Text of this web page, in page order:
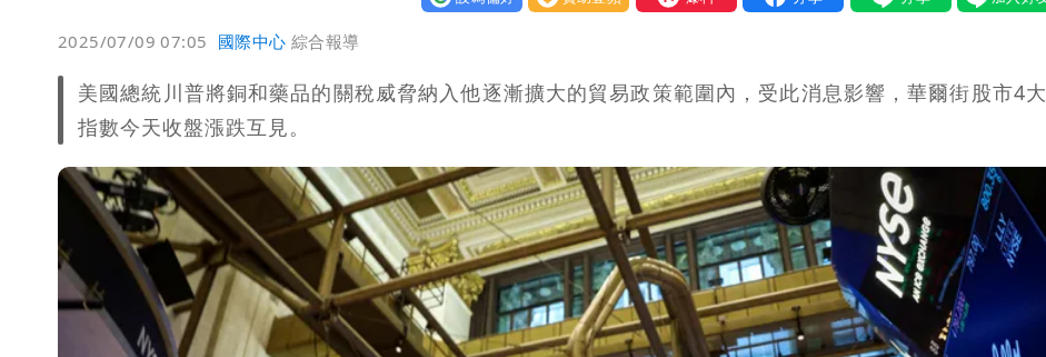
道瓊再創新高！SpaceX「財報失速」蒸發7兆
2025/07/09 07:05 國際中心 綜合報導
美國總統川普將銅和藥品的關稅威脅納入他逐漸擴大的貿易政策範圍內，受此消息影響，華爾街股市4大
指數今天收盤漲跌互見。